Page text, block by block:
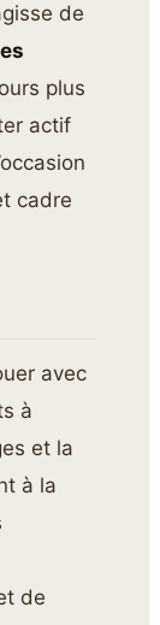
de
plus
actif
cadre
avec
à
et la
à la
de